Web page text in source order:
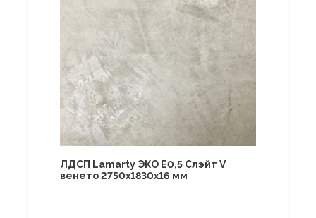
ЛДСП Lamarty ЭКО E0,5 Слэйт V
венето 2750х1830х16 мм